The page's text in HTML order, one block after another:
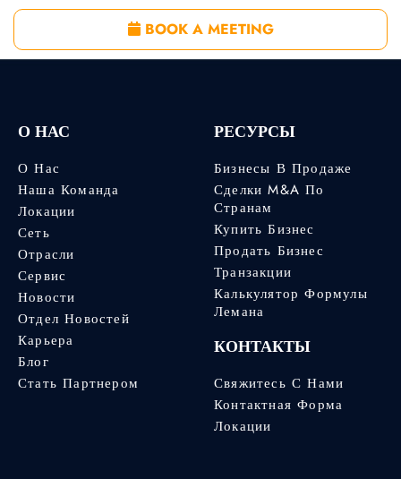
BOOK A MEETING
О НАС
О Нас
Наша Команда
Локации
Сеть
Отрасли
Сервис
Новости
Отдел Новостей
Карьера
Блог
Стать Партнером
РЕСУРСЫ
Бизнесы В Продаже
Сделки M&A По
Странам
Купить Бизнес
Продать Бизнес
Транзакции
Калькулятор Формулы
Лемана
КОНТАКТЫ
Свяжитесь С Нами
Контактная Форма
Локации